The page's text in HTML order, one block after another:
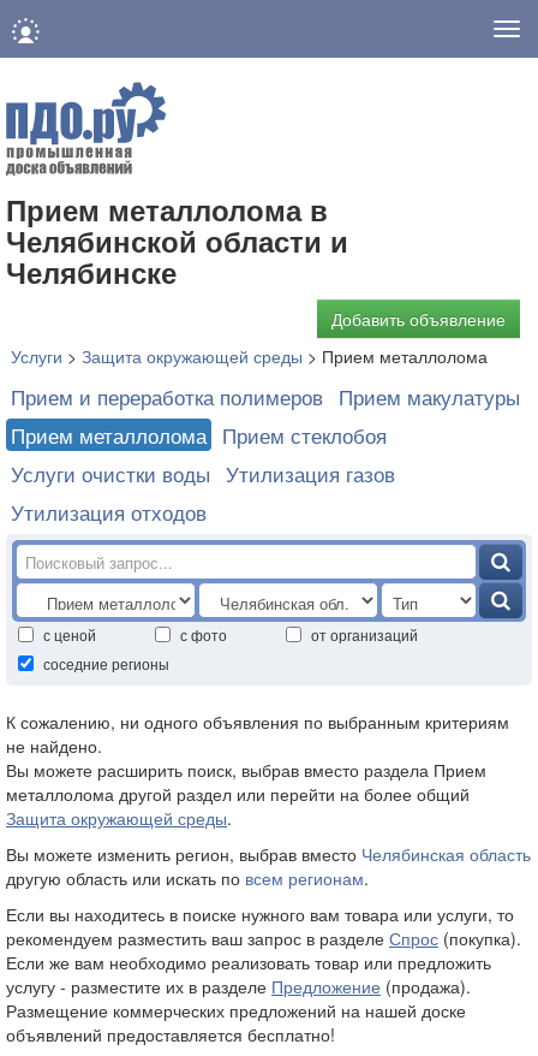
Прием металлолома в
Челябинской области и
Челябинске
Добавить объявление
Услуги > Защита окружающей среды > Прием металлолома
Прием и переработка полимеров Прием макулатуры
Прием металлолома Прием стеклобоя
Услуги очистки воды Утилизация газов
Утилизация отходов
с ценой с фото
от организаций
соседние регионы
К сожалению, ни одного объявления по выбранным критериям
не найдено.
Вы можете расширить поиск, выбрав вместо раздела Прием
металлолома другой раздел или перейти на более общий
Защита окружающей среды.
Вы можете изменить регион, выбрав вместо Челябинская область
другую область или искать по всем регионам.
Если вы находитесь в поиске нужного вам товара или услуги, то
рекомендуем разместить ваш запрос в разделе Спрос (покупка).
Если же вам необходимо реализовать товар или предложить
услугу - разместите их в разделе Предложение (продажа).
Размещение коммерческих предложений на нашей доске
объявлений предоставляется бесплатно!